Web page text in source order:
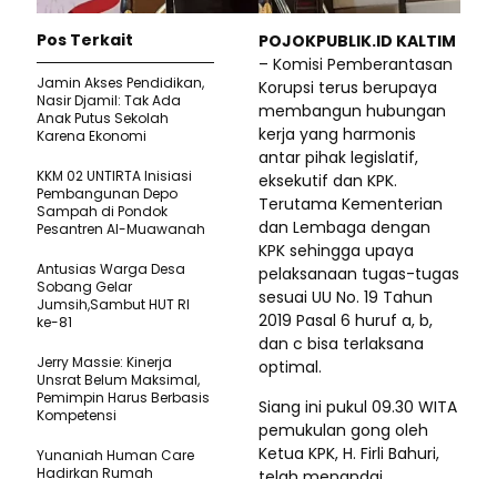
POJOKPUBLIK.ID KALTIM
– Komisi Pemberantasan
Korupsi terus berupaya
membangun hubungan
kerja yang harmonis
antar pihak legislatif,
eksekutif dan KPK.
Terutama Kementerian
dan Lembaga dengan
KPK sehingga upaya
pelaksanaan tugas-tugas
sesuai UU No. 19 Tahun
2019 Pasal 6 huruf a, b,
dan c bisa terlaksana
optimal.
Siang ini pukul 09.30 WITA
pemukulan gong oleh
Ketua KPK, H. Firli Bahuri,
Pos Terkait
Jamin Akses Pendidikan,
Nasir Djamil: Tak Ada
Anak Putus Sekolah
Karena Ekonomi
KKM 02 UNTIRTA Inisiasi
Pembangunan Depo
Sampah di Pondok
Pesantren Al-Muawanah
Antusias Warga Desa
Sobang Gelar
Jumsih,Sambut HUT RI
ke-81
Jerry Massie: Kinerja
Unsrat Belum Maksimal,
Pemimpin Harus Berbasis
Kompetensi
Yunaniah Human Care
Hadirkan Rumah